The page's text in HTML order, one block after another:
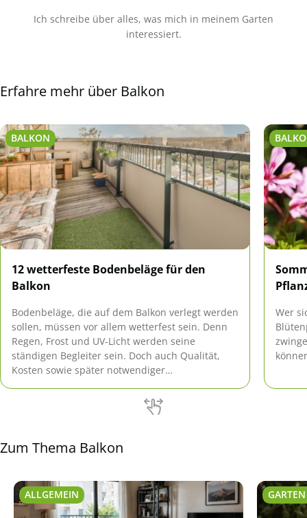
Ich schreibe über alles, was mich in meinem Garten
interessiert.
Erfahre mehr über Balkon
BALKON
12 wetterfeste Bodenbeläge für den
Balkon
Bodenbeläge, die auf dem Balkon verlegt werden
sollen, müssen vor allem wetterfest sein. Denn
Regen, Frost und UV-Licht werden seine
ständigen Begleiter sein. Doch auch Qualität,
Kosten sowie später notwendiger
und natürlich seine Schönheit!
Wer
Zum Thema Balkon
ALLGEMEIN